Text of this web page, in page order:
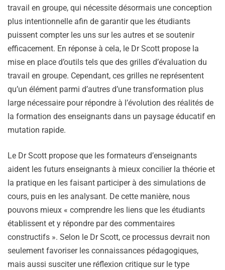
travail en groupe, qui nécessite désormais une conception
plus intentionnelle afin de garantir que les étudiants
puissent compter les uns sur les autres et se soutenir
efficacement. En réponse à cela, le Dr Scott propose la
mise en place d’outils tels que des grilles d’évaluation du
travail en groupe. Cependant, ces grilles ne représentent
qu’un élément parmi d’autres d’une transformation plus
large nécessaire pour répondre à l’évolution des réalités de
la formation des enseignants dans un paysage éducatif en
mutation rapide.
Le Dr Scott propose que les formateurs d’enseignants
aident les futurs enseignants à mieux concilier la théorie et
la pratique en les faisant participer à des simulations de
cours, puis en les analysant. De cette manière, nous
pouvons mieux « comprendre les liens que les étudiants
établissent et y répondre par des commentaires
constructifs ». Selon le Dr Scott, ce processus devrait non
seulement favoriser les connaissances pédagogiques,
mais aussi susciter une réflexion critique sur le type